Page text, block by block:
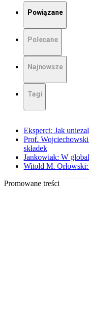
Powiązane
Polecane
Najnowsze
Tagi
Eksperci: Jak
Prof.
składek
Jankowiak: W
Witold M.
Promowane treści